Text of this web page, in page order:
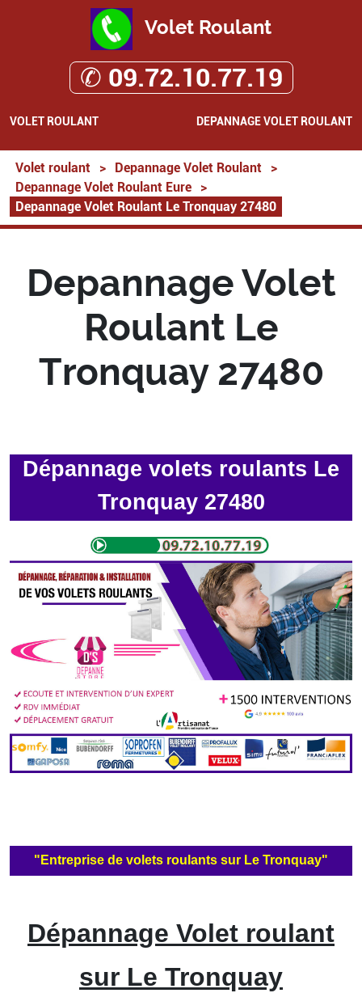
Volet Roulant
✆ 09.72.10.77.19
VOLET ROULANT DEPANNAGE VOLET ROULANT
Volet roulant > Depannage Volet Roulant
>
Depannage Volet Roulant Eure
>
Depannage Volet Roulant Le Tronquay 27480
Depannage Volet
Roulant Le
Tronquay 27480
Dépannage volets roulants Le
Tronquay 27480
"Entreprise de volets roulants sur Le Tronquay"
Dépannage Volet roulant
sur Le Tronquay